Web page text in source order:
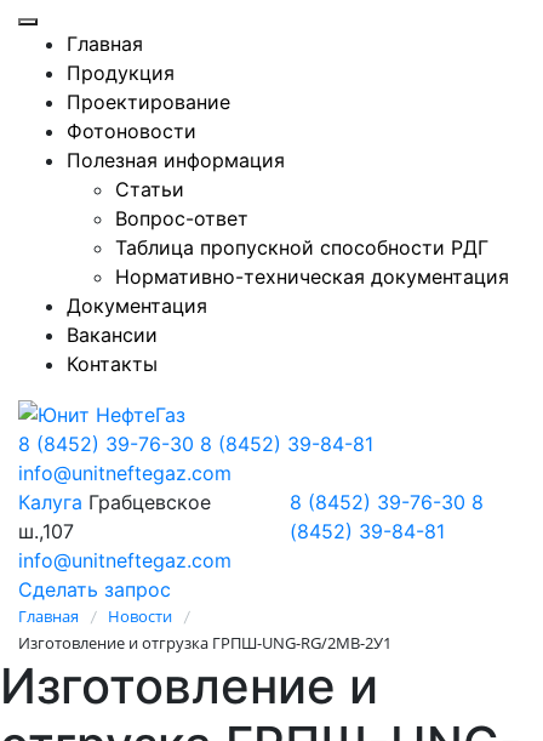
Главная
Продукция
Проектирование
Фотоновости
Полезная информация
Статьи
Вопрос-ответ
Таблица пропускной способности РДГ
Нормативно-техническая документация
Документация
Вакансии
Контакты
8 (8452) 39-76-30 8 (8452) 39-84-81
info@unitneftegaz.com
Калуга Грабцевское
ш.,107
info@unitneftegaz.com
8 (8452) 39-76-30 8
(8452) 39-84-81
Сделать запрос
Главная / Новости /
Изготовление и отгрузка ГРПШ-UNG-RG/2MB-2У1
Изготовление и